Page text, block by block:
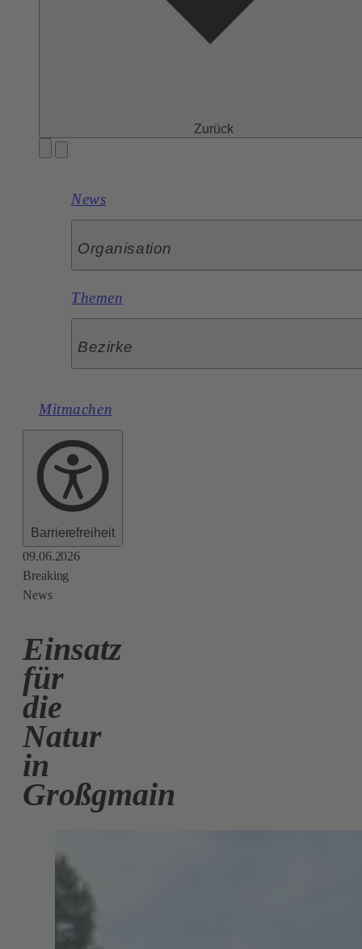
Zurück
News
Organisation
Themen
Bezirke
Mitmachen
Barrierefreiheit
09.06.2026
Breaking
News
Einsatz
für
die
Natur
in
Großgmain